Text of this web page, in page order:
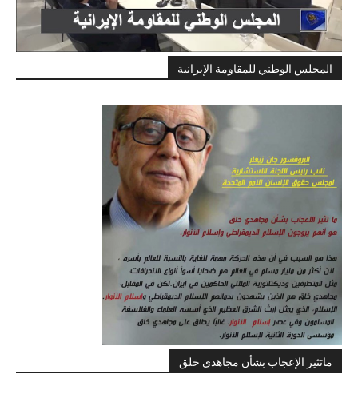
المجلس الوطني للمقاومة الإيرانية
ماتثير الإعجاب بشأن مجاهدي خلق